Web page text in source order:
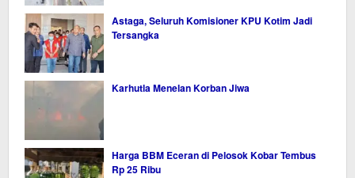
Astaga, Seluruh Komisioner KPU Kotim Jadi
Tersangka
Karhutla Menelan Korban Jiwa
Harga BBM Eceran di Pelosok Kobar Tembus
Rp 25 Ribu